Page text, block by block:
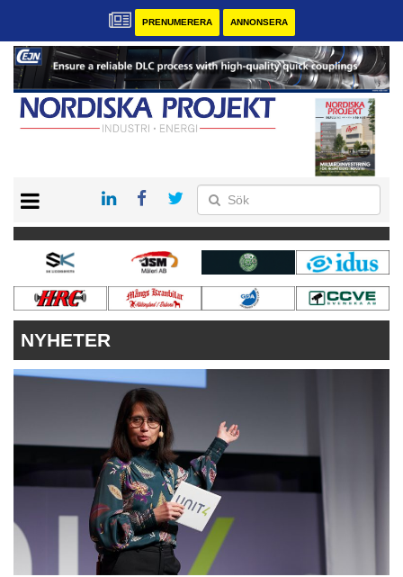
PRENUMERERA ANNONSERA
KONTAKT
VÅRA ANDRA MAGASIN
PRENUMERERA
ANNONSERA
NYHETER